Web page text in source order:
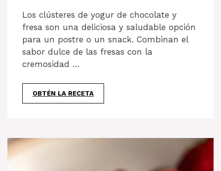
Los clústeres de yogur de chocolate y
fresa son una deliciosa y saludable opción
para un postre o un snack. Combinan el
sabor dulce de las fresas con la
cremosidad …
OBTÉN LA RECETA